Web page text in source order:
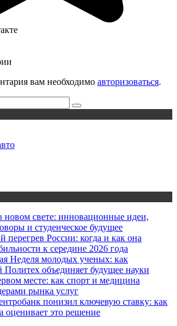
вам необходимо авторизоваться.
новом свете: инновационные идеи,
и студенческое будущее
перегрев России: когда и как она
к середине 2026 года
Неделя молодых ученых: как
Политех объединяет будущее науки
месте: как спорт и медицина
рынка услуг
понизил ключевую ставку: как
оценивает это решение